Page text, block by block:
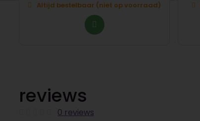
Altijd bestelbaar (niet op voorraad)
reviews
0 reviews